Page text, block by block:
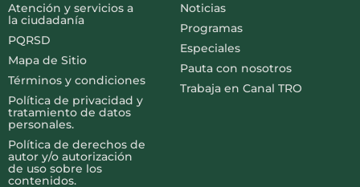
Atención y servicios a
la ciudadanía
PQRSD
Mapa de Sitio
Términos y condiciones
Política de privacidad y
tratamiento de datos
personales.
Política de derechos de
autor y/o autorización
de uso sobre los
contenidos.
Noticias
Programas
Especiales
Pauta con nosotros
Trabaja en Canal TRO